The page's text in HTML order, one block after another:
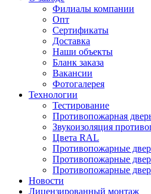
Филиалы компании
Опт
Сертификаты
Доставка
Наши объекты
Бланк заказа
Вакансии
Фотогалерея
Технологии
Тестирование
Противопожарная
Звукоизоляция
Цвета RAL
Противопожарные
Противопожарные
Противопожарные
Новости
Лицензированный монтаж